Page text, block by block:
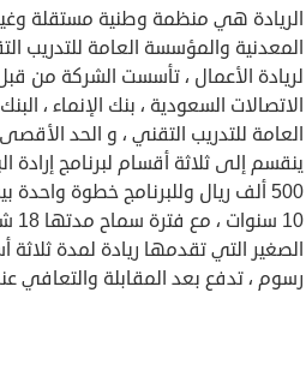
الريادة هي منظمة وطنية مستقلة وغير
المعدنية والمؤسسة العامة
لريادة الأعمال ، تأسست الشركة من
الاتصالات السعودية ، بنك الإنماء ،
العامة للتدريب التقني ، و الحد
رسوم ، تدفع بعد المقابلة والتعافي